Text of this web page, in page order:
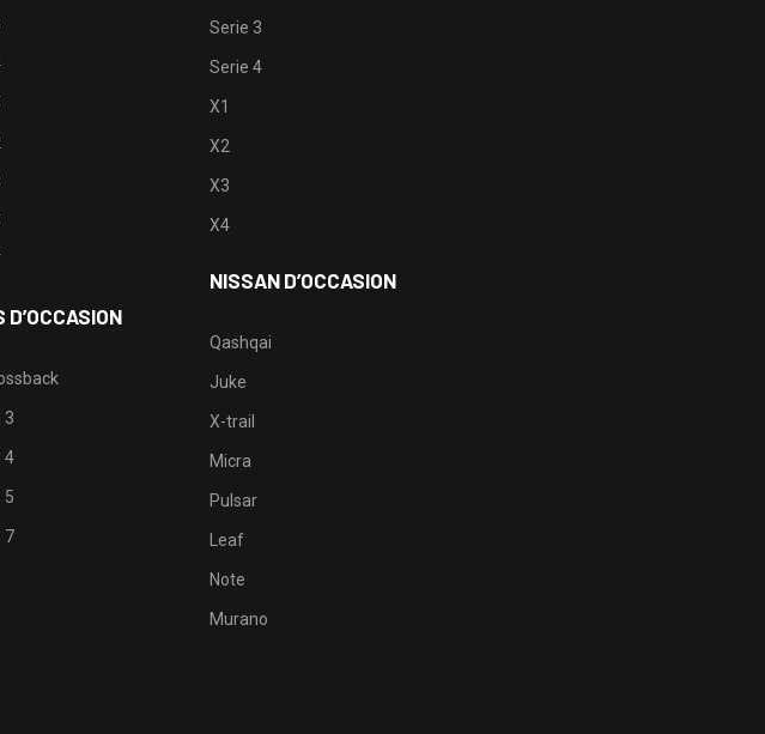
D’OCCASION
3
4
5
7
Serie 3
Serie 4
X1
X2
X3
X4
NISSAN D’OCCASION
Qashqai
Juke
X-trail
Micra
Pulsar
Leaf
Note
Murano